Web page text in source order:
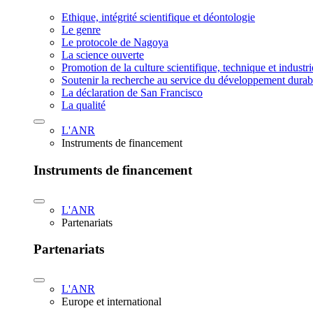
Ethique, intégrité scientifique et déontologie
Le genre
Le protocole de Nagoya
La science ouverte
Promotion de la culture scientifique, technique et
Soutenir la recherche au service du développement
La déclaration de San Francisco
La qualité
L'ANR
Instruments de financement
Instruments de financement
L'ANR
Partenariats
Partenariats
L'ANR
Europe et international